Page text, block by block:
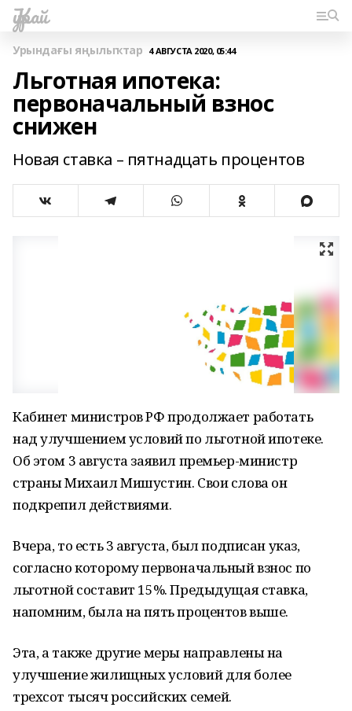
Ҡурай
Урындағы яңылыҡтар 4 АВГУСТА 2020, 05:44
Льготная ипотека:
первоначальный взнос
снижен
Новая ставка – пятнадцать процентов
Кабинет министров РФ продолжает работать
над улучшением условий по льготной ипотеке.
Об этом 3 августа заявил премьер-министр
страны Михаил Мишустин. Свои слова он
подкрепил действиями.
Вчера, то есть 3 августа, был подписан указ,
согласно которому первоначальный взнос по
льготной составит 15%. Предыдущая ставка,
напомним, была на пять процентов выше.
Эта, а также другие меры направлены на
улучшение жилищных условий для более
трехсот тысяч российских семей.